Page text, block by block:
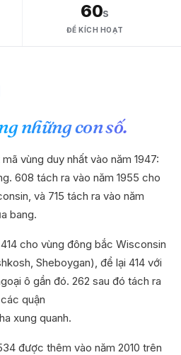
60s
ĐỂ KÍCH HOẠT
những con số.
vùng duy nhất vào năm 1947:
608 tách ra vào năm 1955 cho
và 715 tách ra vào năm
bang.
cho vùng đông bắc Wisconsin
Sheboygan), để lại 414 với
ô gần đó. 262 sau đó tách ra
quận
xung quanh.
được thêm vào năm 2010 trên